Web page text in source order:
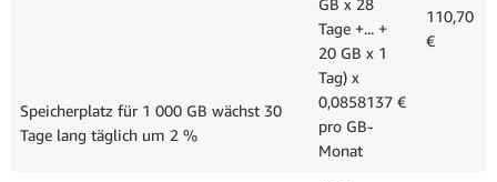
Speicherplatz für 1 000 GB wächst 30
Tage lang täglich um 2 %
GB x 28
Tage +... +
20 GB x 1
Tag) x
0,0858137 €
pro GB-
Monat
110,70
€